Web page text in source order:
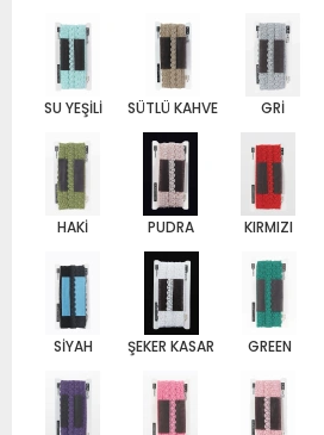
SU YEŞİLİ SÜTLÜ KAHVE GRİ
HAKİ PUDRA KIRMIZI
SİYAH ŞEKER KASAR GREEN